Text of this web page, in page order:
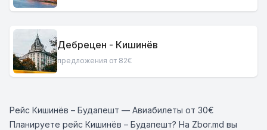
Дебрецен - Кишинёв
предложения от 82€
Рейс Кишинёв – Будапешт — Авиабилеты от 30€
Планируете рейс Кишинёв – Будапешт? На Zbor.md вы